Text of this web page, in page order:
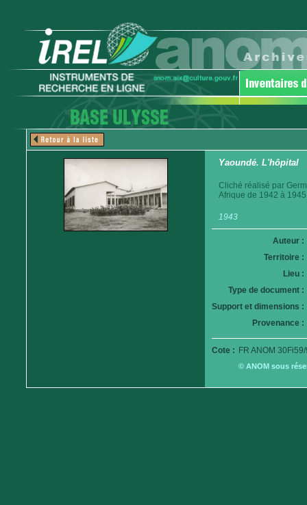
Yaoundé. L'hôpital
Cliché réalisé par
Afrique de 1942 à
1943
Auteur :
Territoire :
Lieu :
Type de document :
Support et dimensions :
Provenance :
Cote : FR ANOM
© ANOM sous